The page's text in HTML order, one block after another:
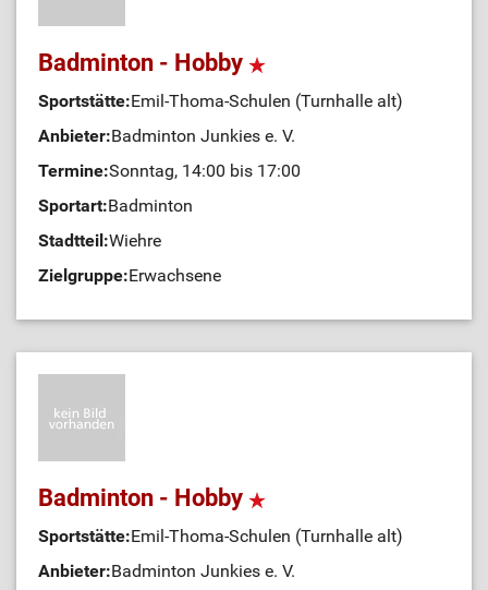
Badminton - Hobby
Sportstätte:Emil-Thoma-Schulen (Turnhalle alt)
Anbieter:Badminton Junkies e. V.
Termine:Sonntag, 14:00 bis 17:00
Sportart:Badminton
Stadtteil:Wiehre
Zielgruppe:Erwachsene
Badminton - Hobby
Sportstätte:Emil-Thoma-Schulen (Turnhalle alt)
Anbieter:Badminton Junkies e. V.